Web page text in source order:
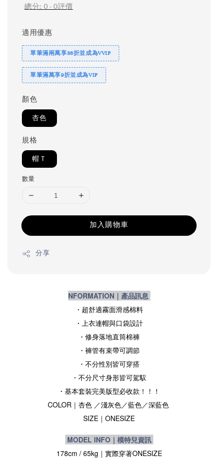
總分: 0 - 0評價
適用優惠
單筆滿兩萬享86折並成為VVIP
單筆滿萬享9折並成為VIP
顏色
杏色
規格
帽Ｔ
數量
加入購物車
分享
NFORMATION｜產品訊息
・超舒適霧面滑感棉料
・上衣連帽與口袋設計
・修身落地直筒棉褲
・褲管有束帶可調節
・不分性別皆可穿搭
・不分尺寸身形皆可駕馭
・基本套裝完美版型必收款！！！
COLOR｜杏色 ／淺灰色／藍色／深藍色
SIZE ｜ ONESIZE
MODEL INFO｜模特兒資訊
178cm / 65kg｜實際穿著ONESIZE